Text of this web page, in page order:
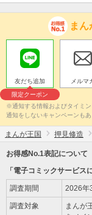
ま
友だち追加
限定クーポン
メルマ
※通知する情報およびタイミ
通知をしないキャンペーンも
まんが王国 押見修造
お得感No.1表記について
「電子コミックサービス
調査期間 2026年
調査対象
まんが